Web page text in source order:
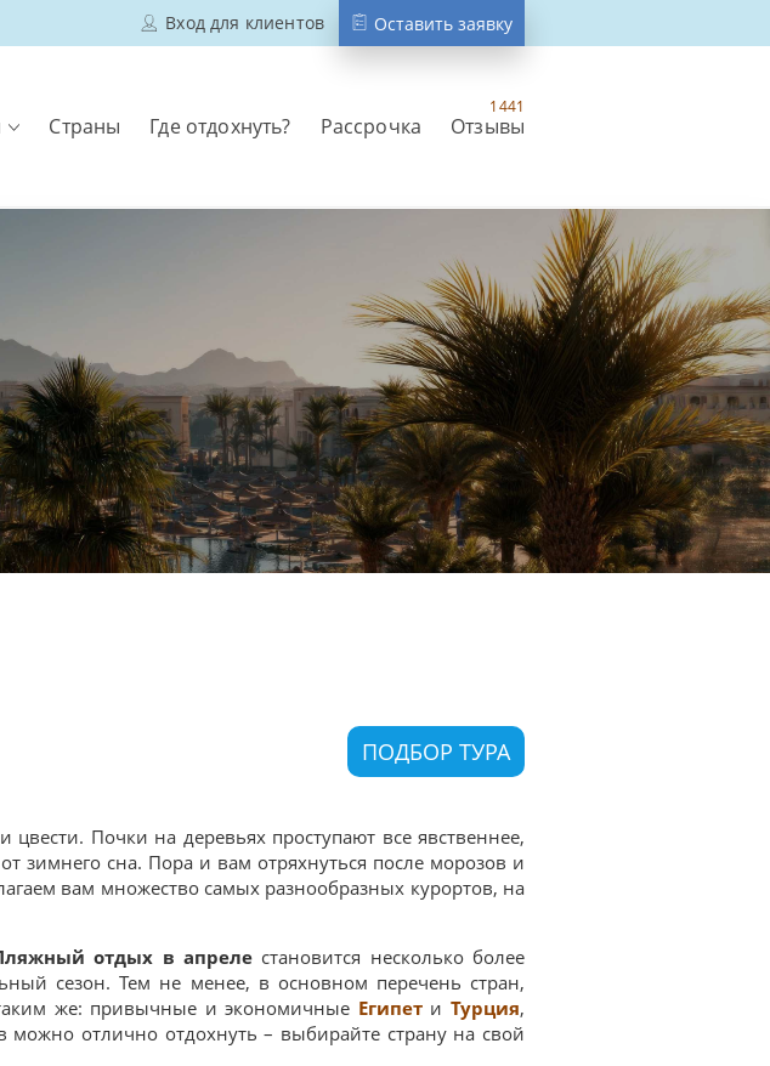
Вход для клиентов Оставить заявку
Страны Где отдохнуть? Рассрочка Отзывы
1441
ПОДБОР ТУРА
Почки на деревьях проступают все явственнее,
зимнего сна. Пора и вам отряхнуться после морозов и
вам множество самых разнообразных курортов, на
отдых в апреле становится несколько более
сезон. Тем не менее, в основном перечень стран,
же: привычные и экономичные Египет и Турция,
можно отлично отдохнуть – выбирайте страну на свой